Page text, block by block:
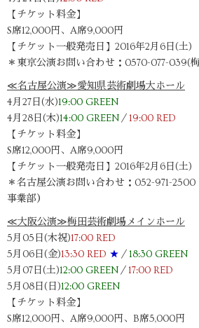
【チケット料金】
S席12,000円、A席9,000円
【チケット一般発売日】2016年2月6日(土)
＊東京公演お問い合わせ：0570-077-039(
≪名古屋公演≫愛知県芸術劇場大ホール
4月27日(水)19:00 GREEN
4月28日(木)14:00 GREEN ／19:00 RED
【チケット料金】
S席12,000円、A席9,000円
【チケット一般発売日】2016年2月6日(土)
＊名古屋公演お問い合わせ：052-971-
事業部）
≪大阪公演≫梅田芸術劇場メインホール
5月05日(木祝)17:00 RED
5月06日(金)13:30 RED ★ ／18:30 GREEN
5月07日(土)12:00 GREEN ／17:00 RED
5月08日(日)12:00 GREEN
【チケット料金】
S席12,000円、A席9,000円、B席5,000円